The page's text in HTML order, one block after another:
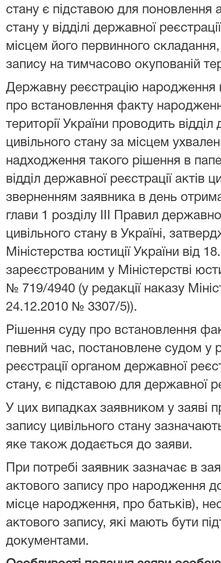
стану є підставою для поновлення
стану у відділі державної
місцем його первинного
запису на тимчасово окупованій
Державну реєстрацію народження
про встановлення факту
території України проводить відділ
цивільного стану за місцем
надходження такого рішення в
відділ державної реєстрації актів
зверненням заявника в день
глави 1 розділу ІІІ Правил
цивільного стану в Україні,
Міністерства юстиції України від
зареєстрованим у Міністерстві
№ 719/4940 (у редакції наказу
24.12.2010 № 3307/5)).
Рішення суду про встановлення
певний час, постановлене судом у
реєстрації органом державної
стану, є підставою для державної
У цих випадках заявником у заяві
запису цивільного стану
яке також додається до заяви.
При потребі заявник зазначає в
актового запису про народження
місце народження, про батьків),
актового запису, які мають бути
документами.